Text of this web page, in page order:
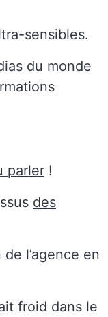
sensibles.
du monde
parler !
des
l’agence en
froid dans le